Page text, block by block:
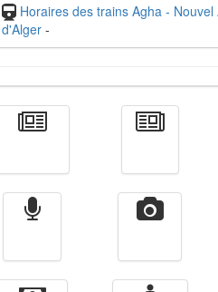
Horaires des trains Agha - Nouvel
d'Alger -